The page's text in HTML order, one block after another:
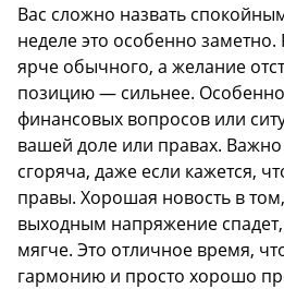
Вас сложно назвать
неделе это особенно
ярче обычного, а желание
позицию — сильнее. Особенно
финансовых вопросов или
вашей доле или правах. Важно
сгоряча, даже если кажется,
правы. Хорошая новость в
выходным напряжение
мягче. Это отличное время,
гармонию и просто хорошо